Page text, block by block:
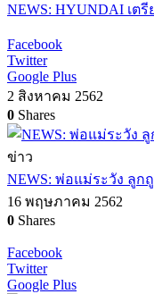
NEWS: HYUNDAI เต
Facebook
Twitter
Google Plus
2 สิงหาคม 2562
0 Shares
ข่าว
NEWS: พ่อแม่ระวัง ลูก
16 พฤษภาคม 2562
0 Shares
Facebook
Twitter
Google Plus